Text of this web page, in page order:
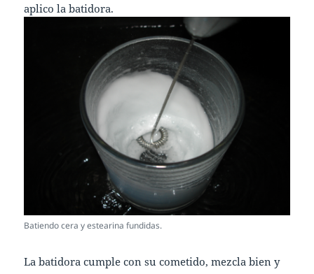
aplico la batidora.
Batiendo cera y estearina fundidas.
La batidora cumple con su cometido, mezcla bien y